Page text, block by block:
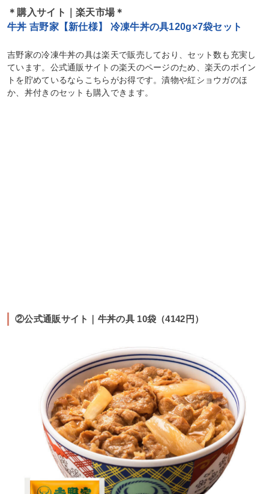
＊購入サイト｜楽天市場＊
牛丼 吉野家【新仕様】 冷凍牛丼の具120g×7袋セット
吉野家の冷凍牛丼の具は楽天で販売しており、セット数も充実し
ています。公式通販サイトの楽天のページのため、楽天のポイン
トを貯めているならこちらがお得です。漬物や紅ショウガのほ
か、丼付きのセットも購入できます。
②公式通販サイト｜牛丼の具 10袋（4142円）